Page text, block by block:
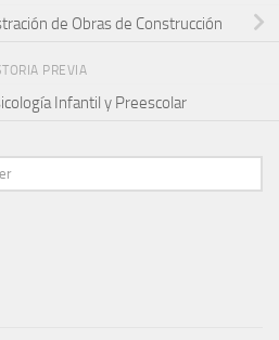
de Obras de Construcción
PREVIA
Infantil y Preescolar